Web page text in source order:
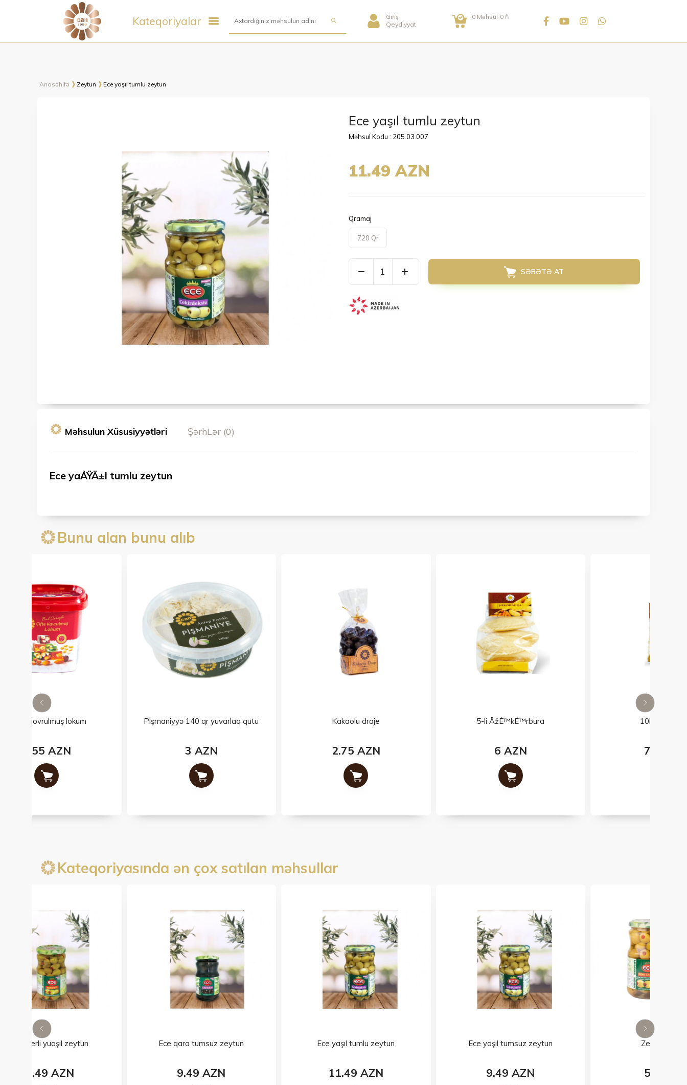
Kateqoriyalar
Giriş
Qeydiyyat
0 Məhsul 0₼
Anasəhifə Zeytun Ece yaşıl tumlu zeytun
Ece yaşıl tumlu zeytun
Məhsul Kodu : 205.03.007
11.49 AZN
Qramaj
720 Qr
SƏBƏTƏ AT
Məhsulun Xüsusiyyətləri ŞərhLər (0)
Ece yaÅŸÄ±l tumlu zeytun
Bunu alan bunu alıb
Pişmaniyyə 140 qr yuvarlaq qutu Kakaolu draje
Kateqoriyasında ən çox satılan məhsullar
Ece qara tumsuz zeytun Ece yaşıl tumlu zeytun Ece yaşıl tumsuz zeytun Zeytun Bibərli